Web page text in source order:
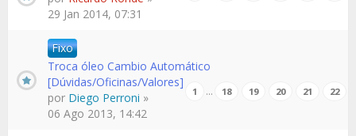
29 Jan 2014, 07:31
Fixo
Troca óleo Cambio Automático
[Dúvidas/Oficinas/Valores]
1 … 18 19 20 21 22
por Diego Perroni »
06 Ago 2013, 14:42